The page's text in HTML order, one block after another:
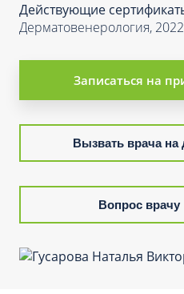
Действующие
Дерматовенерология, 2022
Записаться на
Вызвать врача на
Вопрос врачу